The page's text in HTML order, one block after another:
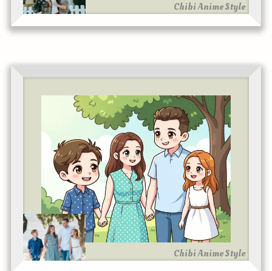
Chibi Anime Style
Chibi Anime Style